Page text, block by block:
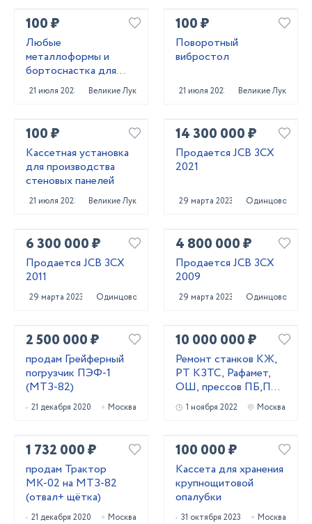
100 ₽
Любые
металлоформы и
бортоснастка для
ваших ЖБИ от «М-
Конструктор»
21 июля 2023 Великие Луки
100 ₽
Поворотный
вибростол
21 июля 2023 Великие Луки
100 ₽
Кассетная установка
для производства
стеновых панелей
21 июля 2023 Великие Луки
14 300 000 ₽
Продается JCB 3CX
2021
29 марта 2023 Одинцово
6 300 000 ₽
Продается JCB 3CX
2011
29 марта 2023 Одинцово
4 800 000 ₽
Продается JCB 3CX
2009
29 марта 2023 Одинцово
2 500 000 ₽
продам Грейферный
погрузчик ПЭФ-1
(МТЗ-82)
21 декабря 2020 Москва
10 000 000 ₽
Ремонт станков КЖ,
РТ КЗТС, Рафамет,
ОШ, прессов ПБ,ПА,
ПО, домкратов
1 ноября 2022 Москва
1 732 000 ₽
продам Трактор
МК-02 на МТЗ-82
(отвал+ щётка)
21 декабря 2020 Москва
100 000 ₽
Кассета для хранения
крупнощитовой
опалубки
31 октября 2023 Москва